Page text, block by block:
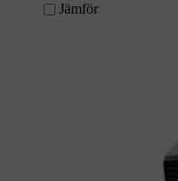
Jämför